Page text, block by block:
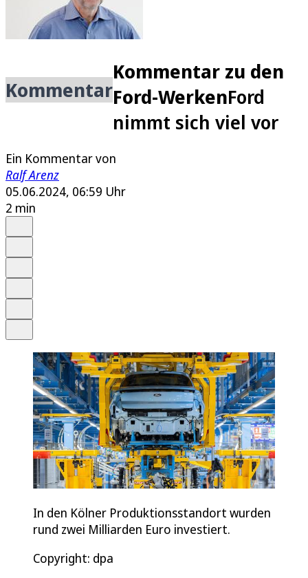
Kommentar
Kommentar zu den
Ford-WerkenFord
nimmt sich viel vor
Ein Kommentar von
Ralf Arenz
05.06.2024, 06:59 Uhr
2 min
In den Kölner Produktionsstandort wurden
rund zwei Milliarden Euro investiert.
Copyright: dpa